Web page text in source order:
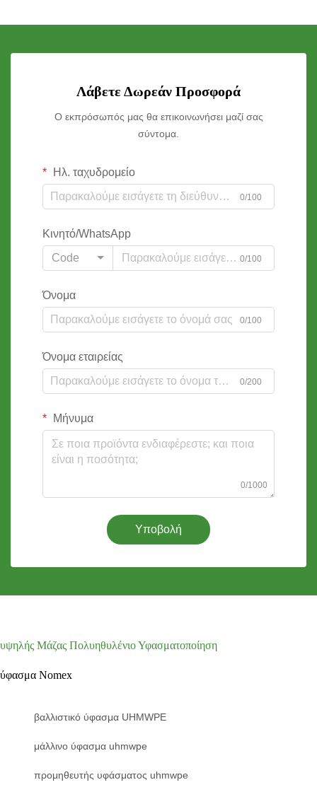
Λάβετε Δωρεάν Προσφορά
Ο εκπρόσωπός μας θα επικοινωνήσει μαζί σας
σύντομα.
Ηλ. ταχυδρομείο
0/100
Κινητό/WhatsApp
Code
0/100
Όνομα
0/100
Όνομα εταιρείας
0/200
Μήνυμα
0/1000
Υποβολή
υψηλής Μάζας Πολυηθυλένιο Υφασματοποίηση
ύφασμα Nomex
βαλλιστικό ύφασμα UHMWPE
μάλλινο ύφασμα uhmwpe
προμηθευτής υφάσματος uhmwpe